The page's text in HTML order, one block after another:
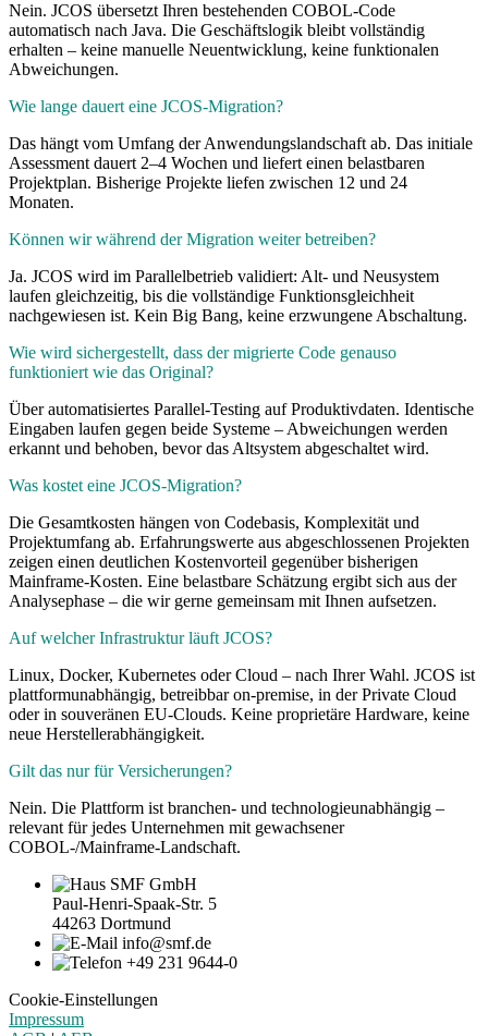
Nein. JCOS übersetzt Ihren bestehenden COBOL-Code
automatisch nach Java. Die Geschäftslogik bleibt vollständig
erhalten – keine manuelle Neuentwicklung, keine funktionalen
Abweichungen.
Wie lange dauert eine JCOS-Migration?
Das hängt vom Umfang der Anwendungslandschaft ab. Das initiale
Assessment dauert 2–4 Wochen und liefert einen belastbaren
Projektplan. Bisherige Projekte liefen zwischen 12 und 24
Monaten.
Können wir während der Migration weiter betreiben?
Ja. JCOS wird im Parallelbetrieb validiert: Alt- und Neusystem
laufen gleichzeitig, bis die vollständige Funktionsgleichheit
nachgewiesen ist. Kein Big Bang, keine erzwungene Abschaltung.
Wie wird sichergestellt, dass der migrierte Code genauso
funktioniert wie das Original?
Über automatisiertes Parallel-Testing auf Produktivdaten. Identische
Eingaben laufen gegen beide Systeme – Abweichungen werden
erkannt und behoben, bevor das Altsystem abgeschaltet wird.
Was kostet eine JCOS-Migration?
Die Gesamtkosten hängen von Codebasis, Komplexität und
Projektumfang ab. Erfahrungswerte aus abgeschlossenen Projekten
zeigen einen deutlichen Kostenvorteil gegenüber bisherigen
Mainframe-Kosten. Eine belastbare Schätzung ergibt sich aus der
Analysephase – die wir gerne gemeinsam mit Ihnen aufsetzen.
Auf welcher Infrastruktur läuft JCOS?
Linux, Docker, Kubernetes oder Cloud – nach Ihrer Wahl. JCOS ist
plattformunabhängig, betreibbar on-premise, in der Private Cloud
oder in souveränen EU-Clouds. Keine proprietäre Hardware, keine
neue Herstellerabhängigkeit.
Gilt das nur für Versicherungen?
Nein. Die Plattform ist branchen- und technologieunabhängig –
relevant für jedes Unternehmen mit gewachsener
COBOL-/Mainframe-Landschaft.
SMF GmbH
Paul-Henri-Spaak-Str. 5
44263 Dortmund
info@smf.de
+49 231 9644-0
Cookie-Einstellungen
Impressum